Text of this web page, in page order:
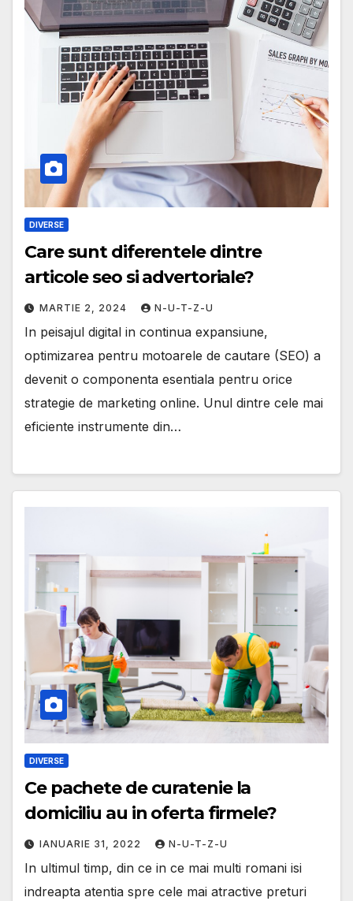
DIVERSE
Care sunt diferentele dintre
articole seo si advertoriale?
MARTIE 2, 2024 N-U-T-Z-U
In peisajul digital in continua expansiune,
optimizarea pentru motoarele de cautare (SEO) a
devenit o componenta esentiala pentru orice
strategie de marketing online. Unul dintre cele mai
eficiente instrumente din…
DIVERSE
Ce pachete de curatenie la
domiciliu au in oferta firmele?
IANUARIE 31, 2022 N-U-T-Z-U
In ultimul timp, din ce in ce mai multi romani isi
indreapta atentia spre cele mai atractive preturi